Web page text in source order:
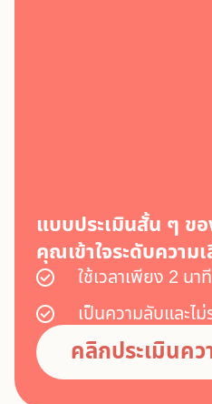
แบบประเมินสั้น ๆ ขอ
คุณเข้าใจระดับความ
ใช้เวลาเพียง 2 นาที
เป็นความลับและไ
คลิกประเมินคว